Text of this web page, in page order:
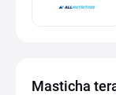
Masticha